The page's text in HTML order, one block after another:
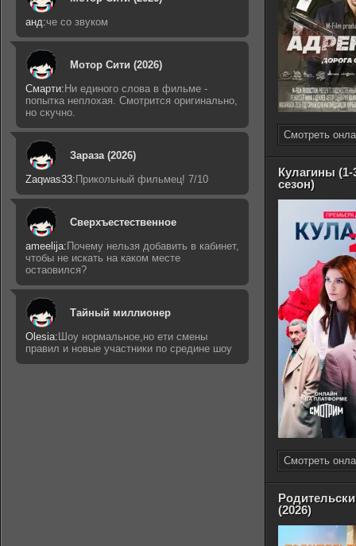
Смотреть
Кулагины (1-
сезон)
Смотреть
(2026)
анд:че со звуком
Мотор Сити (2026)
Смарти: Ни единого слова в фильме -
попытка неплохая. Смотрится оригинально,
но скучно.
Зараза (2026)
Zaqwas33: Прикольный фильмец! 7/10
Сверхъестественное
ameelija: Почему нельзя добавить в кабинет,
чтобы не искать на каком месте
остаовился?
Тайный миллионер
Olesia: Шоу нормальное,но ети смены
правил и новые участники по средине шоу